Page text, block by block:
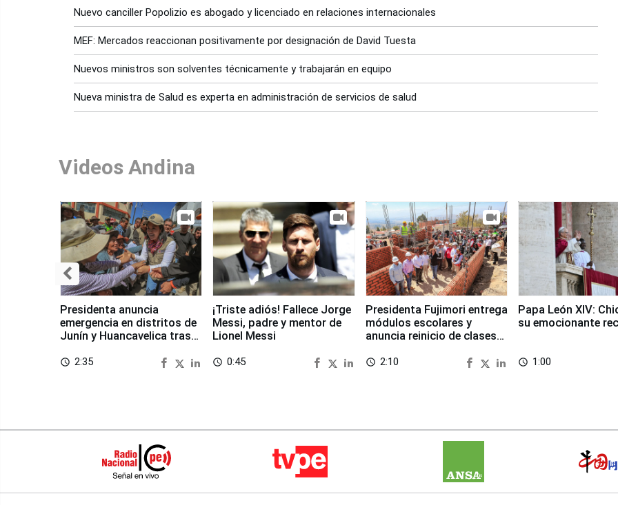
Nuevo canciller Popolizio es abogado y licenciado en relaciones internacionales
MEF: Mercados reaccionan positivamente por designación de David Tuesta
Nuevos ministros son solventes técnicamente y trabajarán en equipo
Nueva ministra de Salud es experta en administración de servicios de salud
Videos Andina
Presidenta anuncia
emergencia en distritos de
Junín y Huancavelica tras
access_time 2:35
¡Triste adiós! Fallece Jorge
Messi, padre y mentor de
Lionel Messi
access_time 0:45
Presidenta Fujimori entrega
módulos escolares y
anuncia reinicio de clases
access_time 2:10
Papa León XIV:
su emocionante
access_time 1:00